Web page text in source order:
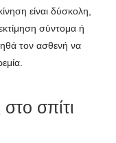
είναι δύσκολη,
σύντομα ή
τον ασθενή να
σπίτι